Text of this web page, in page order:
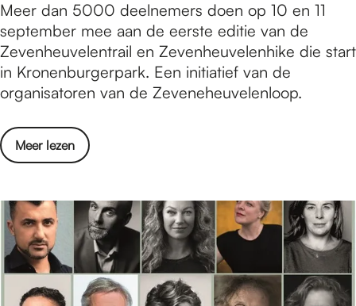
e
t
e
e
n
o
n
m
n
n
g
t
d
e
o
m
m
e
t
e
e
E
e
r
s
t
e
d
Z
e
Meer dan 5000 deelnemers doen op 10 en 11
september mee aan de eerste editie van de
Zevenheuvelentrail en Zevenheuvelenhike die start
in Kronenburgerpark. Een initiatief van de
organisatoren van de Zeveneheuvelenloop.
Meer lezen
o
v
r
E
e
r
s